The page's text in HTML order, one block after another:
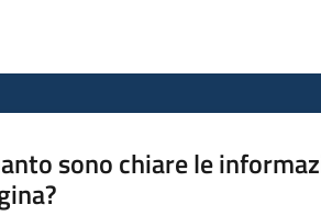
sono chiare le